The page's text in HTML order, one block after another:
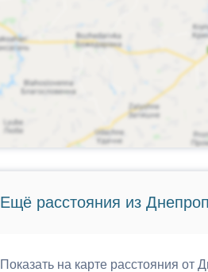
Ещё расстояния из
Показать на карте расстояния от